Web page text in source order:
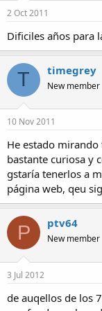
2 Oct 2011
Dificiles años para
T timegrey
New member
10 Nov 2011
He estado
bastante curiosa y
gstaría tenerlos a
página web, qeu
P ptv64
New member
3 Jul 2012
de auqellos de los